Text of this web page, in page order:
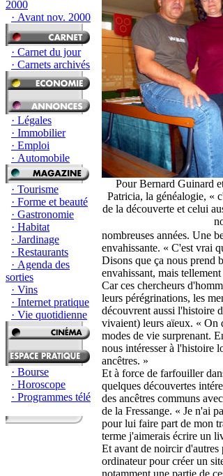
2000
· Avant nov. 2000
· Carnet du jour
· Carnets archivés
· Légales
· Immobilier
· Emploi
· Automobile
· Tourisme
· Forme et beauté
· Gastronomie
· Habitat
· Jardinage
· Restaurants
· Agenda des
sorties
· Vins
· Internet pratique
· Vie quotidienne
· Bourse
· Horoscope
· Programmes télé
Pour Bernard Guinard
Patricia, la généalogie, «
de la découverte et celui
nombreuses années. Une
envahissante. « C'est vrai
Disons que ça nous prend
envahissant, mais
Car ces chercheurs
leurs pérégrinations, les
découvrent aussi l'histoire
vivaient) leurs aïeux. « On
modes de vie surprenant.
nous intéresser à l'histoire
ancêtres. »
Et à force de farfouiller
quelques découvertes
des ancêtres communs
de la Fressange. « Je n'ai
pour lui faire part de mon
terme j'aimerais écrire un
Et avant de noircir d'autres
ordinateur pour créer un
notamment une partie de